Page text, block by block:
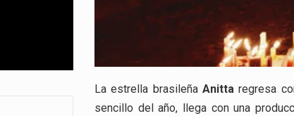
La estrella brasileña Anitta regresa
sencillo del año, llega con una